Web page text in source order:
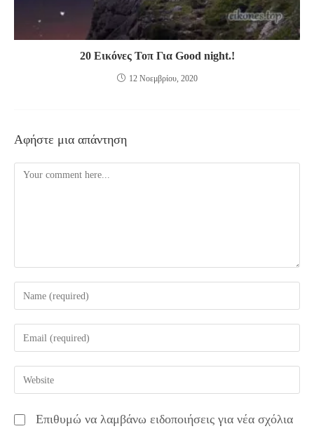
20 Εικόνες Τοπ Για Good night.!
12 Νοεμβρίου, 2020
Αφήστε μια απάντηση
Comment
Enter
your
name
comment
Enter
your
email
address
comment
Enter
your
URL
Επιθυμώ να λαμβάνω ειδοποιήσεις για νέα σχόλια